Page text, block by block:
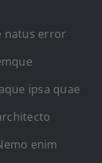
natus error
ipsa quae
enim